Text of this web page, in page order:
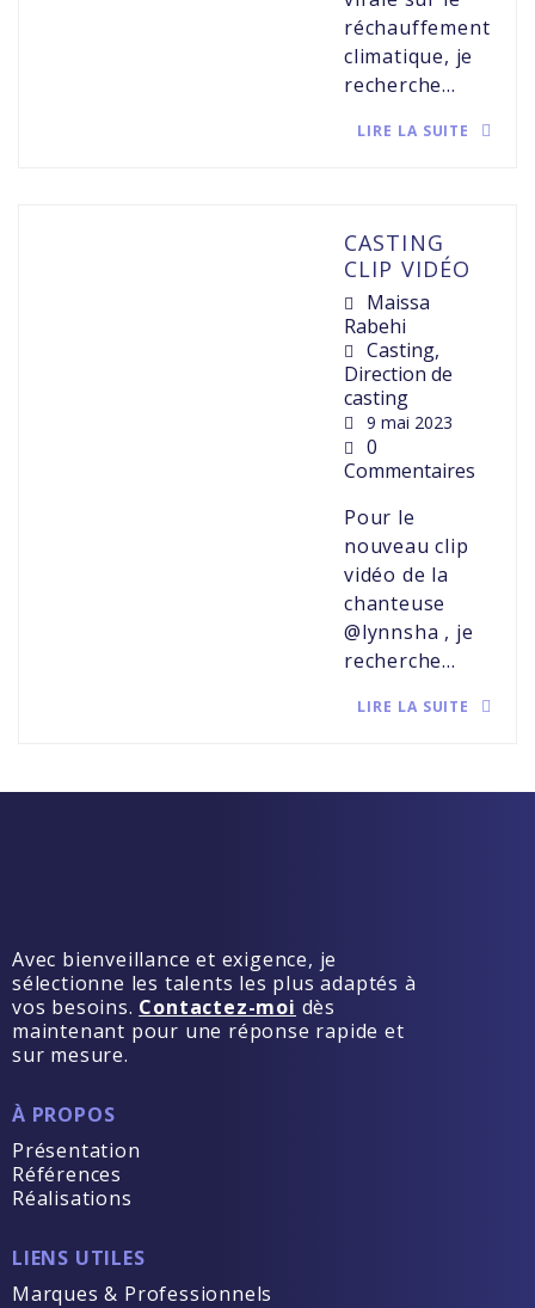
réchauffement
climatique, je
recherche…
LIRE LA SUITE
CASTING
CLIP VIDÉO
Maissa
Rabehi
Casting,
Direction de
casting
9 mai 2023
0
Commentaires
Pour le
nouveau clip
vidéo de la
chanteuse
@lynnsha , je
recherche…
LIRE LA SUITE
Avec bienveillance et exigence, je
sélectionne les talents les plus adaptés à
vos besoins. Contactez-moi dès
maintenant pour une réponse rapide et
sur mesure.
À PROPOS
Présentation
Références
Réalisations
LIENS UTILES
Marques & Professionnels